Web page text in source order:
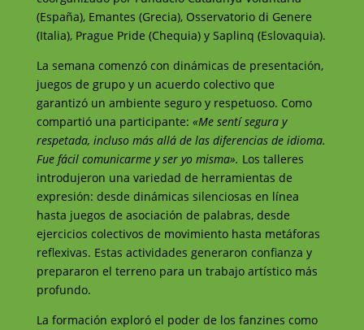
(España), Emantes (Grecia), Osservatorio di Genere
(Italia), Prague Pride (Chequia) y Saplinq (Eslovaquia).
La semana comenzó con dinámicas de presentación,
juegos de grupo y un acuerdo colectivo que
garantizó un ambiente seguro y respetuoso. Como
compartió una participante: «Me sentí segura y
respetada, incluso más allá de las diferencias de idioma.
Fue fácil comunicarme y ser yo misma». Los talleres
introdujeron una variedad de herramientas de
expresión: desde dinámicas silenciosas en línea
hasta juegos de asociación de palabras, desde
ejercicios colectivos de movimiento hasta metáforas
reflexivas. Estas actividades generaron confianza y
prepararon el terreno para un trabajo artístico más
profundo.
La formación exploró el poder de los fanzines como